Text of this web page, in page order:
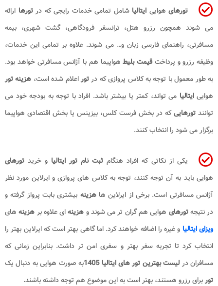
تورهای هوایی ایتالیا شامل تمامی خدمات رایجی که درتورها ارائه
می شوند همچون رزرو هتل، ترانسفر فرودگاهی، گشت شهری، بیمه
مسافرتی، راهنمای فارسی زبان و… می شوند. علاوه بر تمامی این خدمات،
وظیفه رزرو و پرداختقیمت بلیطهواپیما هم با آژانس مسافرتی خواهد بود.
به طور معمول با توجه به کلاس پروازی که درتوراعلام شده است، هزینه تور
هواییایتالیا می تواند، کمتر یا بیشتر باشد. افراد با توجه به بودجه خود می
توانند تورهاییکه در بخش فرست کلس، بیزینس یا بخش اقتصادی هواپیما
برگزار می شود را انتخاب کنند.
یکی از نکاتی که افراد هنگام ثبت نام تور ایتالیا و خرید تورهای
هوایی باید به آن توجه کنند، توجه به کلاس های پروازی و ایرلاین مورد نظر
آژانس مسافرتی است. برخی از ایرلاین هاهزینه بیشتری بابت پرواز گرفته و
در نتیجهتورهای هوایی هم گران تر می شوند و هزینهای علاوه بر هزینه های
ویزای ایتالیا و غیره را اضافه خواهند کرد. اما گاهی بهتر است که ایرلاین بهتر را
انتخاب کرد تا تجربه سفر بهتر و سفری امن تر داشت. بنابراین زمانی که
مسافران در لیست بهترین تور های ایتالیا 1405
به صورت هوایی به دنبال یک
توربرای رزرو هستند، بهتر است به این موضوع هم توجه داشته باشند.